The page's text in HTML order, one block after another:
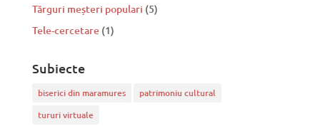
Tărguri meșteri populari (5)
Tele-cercetare(1)
Subiecte
biserici din maramures
patrimoniu cultural
tururi virtuale